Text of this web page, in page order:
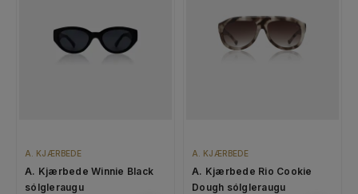
A. KJÆRBEDE
A. Kjærbede Winnie Black
sólgleraugu
A. KJÆRBEDE
A. Kjærbede Rio Cookie
Dough sólgleraugu